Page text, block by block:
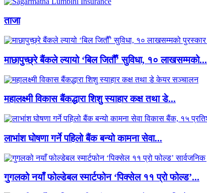
ताजा
माछापुच्छ्रे बैंकले ल्यायो ‘बिल जितौँ’ सुविधा, १० लाखसम्मको...
महालक्ष्मी विकास बैंकद्धारा शिशु स्याहार कक्ष तथा डे...
लाभांश घोषणा गर्ने पहिलो बैंक बन्यो कामना सेवा...
गुगलको नयाँ फोल्डेबल स्मार्टफोन ‘पिक्सेल ११ प्रो फोल्ड’...